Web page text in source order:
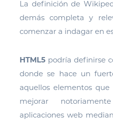
La definición de
demás completa y
comenzar a indagar en
HTML5 podría definirse
donde se hace un
aquellos elementos
mejorar
aplicaciones web